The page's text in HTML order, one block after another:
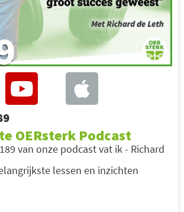
OERsterk Podcast
van onze podcast vat ik - Richard
lessen en inzichten